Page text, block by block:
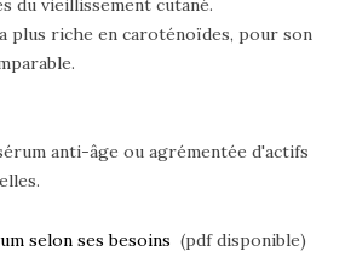
du vieillissement cutané.
plus riche en caroténoïdes, pour son
anti-âge ou agrémentée d'actifs
selon ses besoins (pdf disponible)